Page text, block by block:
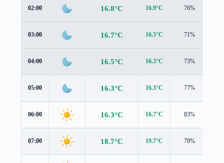
02:00 16.8°C 16.9°C 76%
03:00 16.7°C 16.5°C 71%
04:00 16.5°C 16.3°C 73%
05:00 16.3°C 16.3°C 77%
06:00 16.3°C 16.7°C 83%
07:00 18.7°C 19.7°C 79%